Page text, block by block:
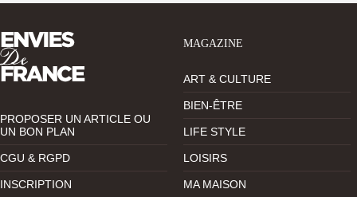
PROPOSER UN ARTICLE OU
UN BON PLAN
CGU & RGPD
INSCRIPTION
MAGAZINE
ART & CULTURE
BIEN-ÊTRE
LIFE STYLE
LOISIRS
MA MAISON